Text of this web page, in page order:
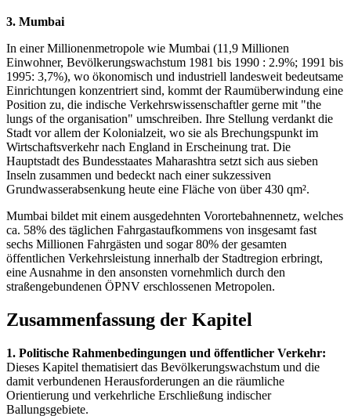
3. Mumbai
In einer Millionenmetropole wie Mumbai (11,9 Millionen
Einwohner, Bevölkerungswachstum 1981 bis 1990 : 2.9%; 1991 bis
1995: 3,7%), wo ökonomisch und industriell landesweit bedeutsame
Einrichtungen konzentriert sind, kommt der Raumüberwindung eine
Position zu, die indische Verkehrswissenschaftler gerne mit "the
lungs of the organisation" umschreiben. Ihre Stellung verdankt die
Stadt vor allem der Kolonialzeit, wo sie als Brechungspunkt im
Wirtschaftsverkehr nach England in Erscheinung trat. Die
Hauptstadt des Bundesstaates Maharashtra setzt sich aus sieben
Inseln zusammen und bedeckt nach einer sukzessiven
Grundwasserabsenkung heute eine Fläche von über 430 qm².
Mumbai bildet mit einem ausgedehnten Vorortebahnennetz, welches
ca. 58% des täglichen Fahrgastaufkommens von insgesamt fast
sechs Millionen Fahrgästen und sogar 80% der gesamten
öffentlichen Verkehrsleistung innerhalb der Stadtregion erbringt,
eine Ausnahme in den ansonsten vornehmlich durch den
straßengebundenen ÖPNV erschlossenen Metropolen.
Zusammenfassung der Kapitel
1. Politische Rahmenbedingungen und öffentlicher Verkehr:
Dieses Kapitel thematisiert das Bevölkerungswachstum und die
damit verbundenen Herausforderungen an die räumliche
Orientierung und verkehrliche Erschließung indischer
Ballungsgebiete.